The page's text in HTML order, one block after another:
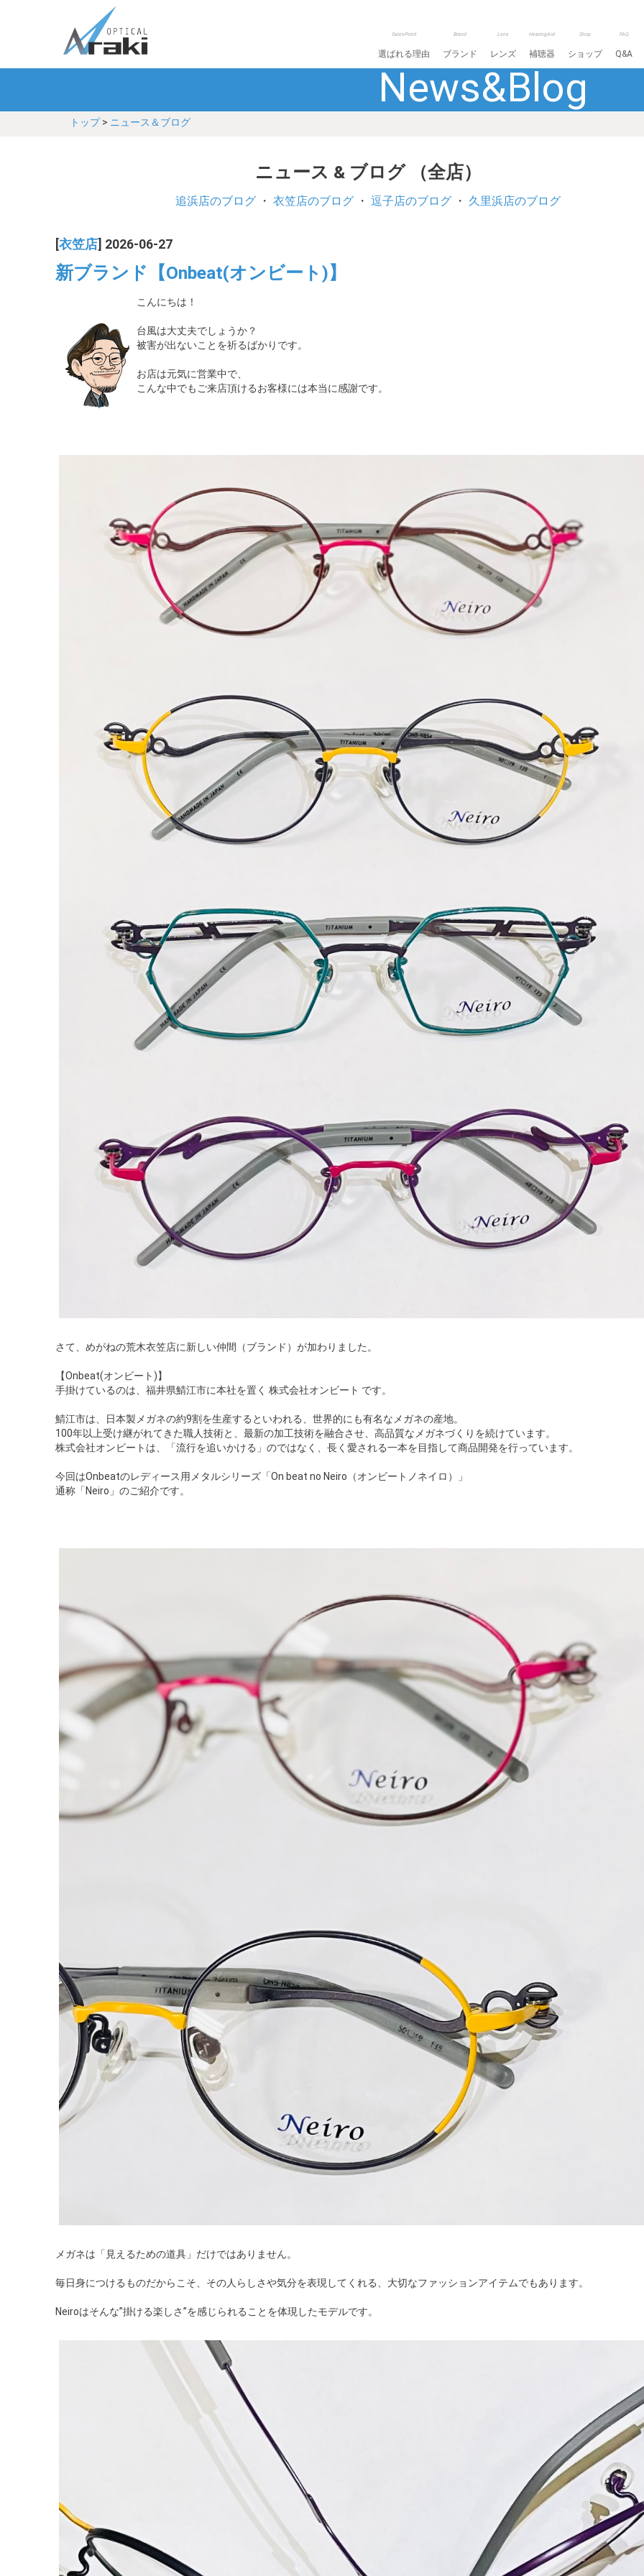
SalesPoint
選ばれる理由
Brand
ブランド
Lens
レンズ
HearingAid
補聴器
Shop
ショップ
FAQ
Q&A
News&Blog
トップ> ニュース＆ブログ
ニュース & ブログ （全店）
追浜店のブログ ・ 衣笠店のブログ ・ 逗子店のブログ ・ 久里浜店のブログ
衣笠店 ] 2026-06-27
新ブランド【Onbeat(オンビート)】
こんにちは！
台風は大丈夫でしょうか？
被害が出ないことを祈るばかりです。
お店は元気に営業中で、
こんな中でもご来店頂けるお客様には本当に感謝です。
さて、めがねの荒木衣笠店に新しい仲間（ブランド）が加わりました。
【Onbeat(オンビート)】
手掛けているのは、福井県鯖江市に本社を置く 株式会社オンビート です。
鯖江市は、日本製メガネの約9割を生産するといわれる、世界的にも有名なメガネの産地。
100年以上受け継がれてきた職人技術と、最新の加工技術を融合させ、高品質なメガネづくりを続けています。
株式会社オンビートは、「流行を追いかける」のではなく、長く愛される一本を目指して商品開発を行っています。
今回はOnbeatのレディース用メタルシリーズ「On beat no Neiro（オンビートノネイロ）」
通称「Neiro」のご紹介です。
メガネは「見えるための道具」だけではありません。
毎日身につけるものだからこそ、その人らしさや気分を表現してくれる、大切なファッションアイテムでもあります。
Neiroはそんな”掛ける楽しさ”を感じられることを体現したモデルです。